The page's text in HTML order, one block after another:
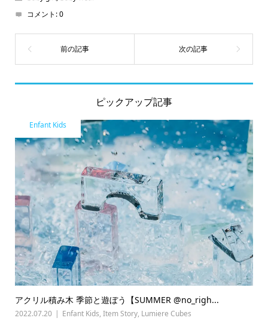
コメント:0
ピックアップ記事
Enfant Kids
アクリル積み木 季節と遊ぼう【SUMMER @no_righ...
2022.07.20 Enfant Kids, Item Story, Lumiere Cubes